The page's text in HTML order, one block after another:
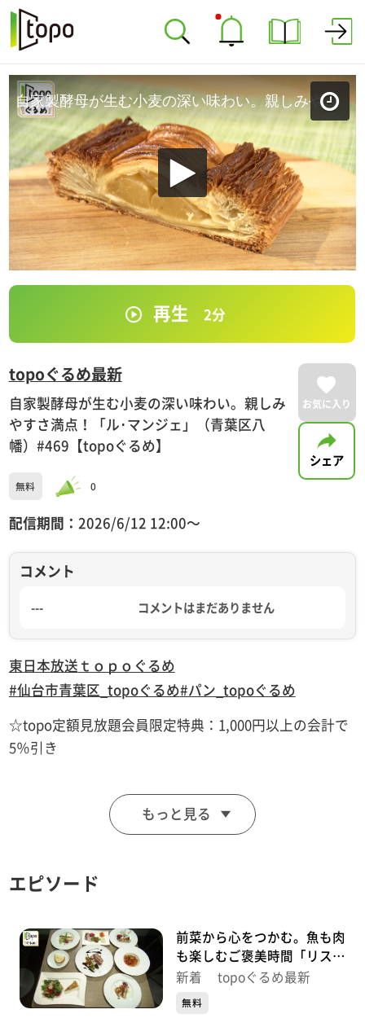
自家製酵母が生む小麦の深い味わい。親しみやすさ満点！「ル･マンジェ」（青葉区八幡）#469【topoぐるめ】
再生 2分
topoぐるめ最新
自家製酵母が生む小麦の深い味わい。親しみ
やすさ満点！「ル･マンジェ」（青葉区八
幡）#469【topoぐるめ】
無料 0
配信期間： 2026/6/12 12:00〜
お気に入り
シェア
コメント
--- コメントはまだありません
東日本放送 ｔｏｐｏぐるめ
#仙台市青葉区_topoぐるめ#パン_topoぐるめ
☆topo定額見放題会員限定特典：1,000円以上の会計で
5％引き
■LE･MANGER(ル･マンジェ)
【住所】宮城県仙台市青葉区八幡2-4-15 LE･MANGER
【電話番号】022-271-2027
【定休日】日曜･祝日
♪白い雲のように 猿岩石
※特典をご利用の際は、topoにログインをしてトップ
画面をご注文の前にお店の方にお見せください。
もっと見る
エピソード
前菜から心をつかむ。魚も肉
も楽しむご褒美時間「リスト
ランテ キシネ」（青葉区本
新着 topoぐるめ最新
無料